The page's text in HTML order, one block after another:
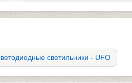
светильники - UFO